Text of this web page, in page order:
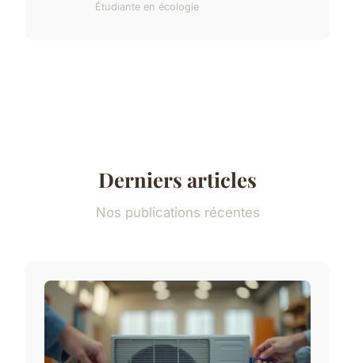
Étudiante en écologie
Derniers articles
Nos publications récentes